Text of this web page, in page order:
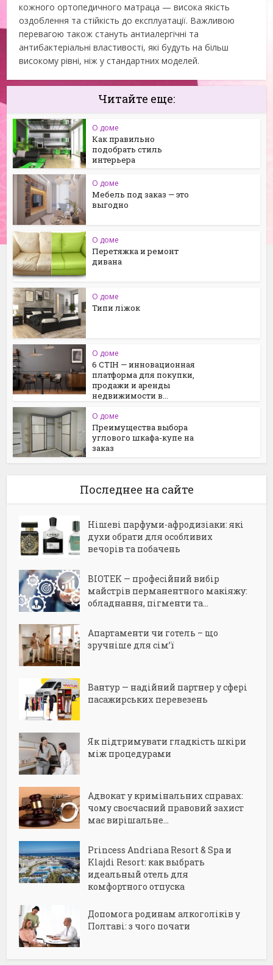
кожного ортопедичного матраца — висока якість
оздоблення та стійкість до експлуатації. Важливою
перевагою також стануть антиалергічні та
антибактеріальні властивості, які будуть на більш
високому рівні, ніж у стандартних моделей.
Читайте еще:
О доме
Как правильно
подобрать стиль
интерьера
О доме
Мебель под заказ — это
выгодно
О доме
Перетяжка и ремонт
дивана
О доме
Типи ліжок
О доме
6 СТІН — инновационная
платформа для покупки,
продажи и аренды
недвижимости в...
О доме
Преимущества выбора
углового шкафа-купе на
заказ
Последнее на сайте
Нішеві парфуми-афродизіаки: які
духи обрати для особливих
вечорів та побачень
BIOTEK — професійний вибір
майстрів перманентного макіяжу:
обладнання, пігменти та...
Апартаменти чи готель – що
зручніше для сім’ї
Вантур — надійний партнер у сфері
пасажирських перевезень
Як підтримувати гладкість шкіри
між процедурами
Адвокат у кримінальних справах:
чому своєчасний правовий захист
має вирішальне...
Princess Andriana Resort & Spa и
Klajdi Resort: как выбрать
идеальный отель для
комфортного отпуска
Допомога родинам алкоголіків у
Полтаві: з чого почати